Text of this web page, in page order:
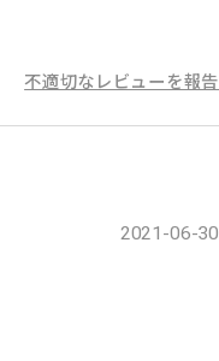
不適切なレビューを報告
2021-06-30